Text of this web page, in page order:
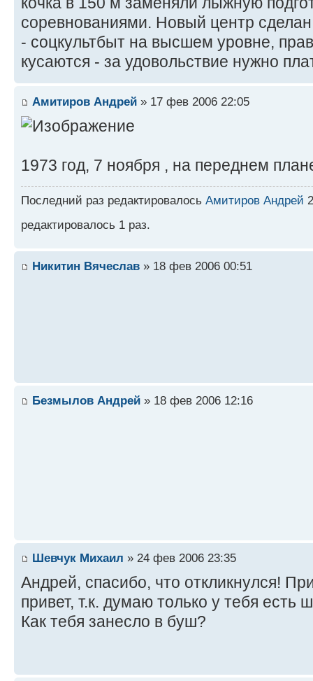
соревнованиями. Новый центр
- соцкультбыт на высшем уровне,
кусаются - за удовольствие нужно
Амитиров Андрей » 17 фев 2006 22:05
1973 год, 7 ноября , на переднем
Последний раз редактировалось Амитиров Андрей
редактировалось 1 раз.
Никитин Вячеслав » 18 фев 2006 00:51
Безмылов Андрей » 18 фев 2006 12:16
Шевчук Михаил » 24 фев 2006 23:35
Андрей, спасибо, что откликнулся!
привет, т.к. думаю только у тебя есть
Как тебя занесло в буш?